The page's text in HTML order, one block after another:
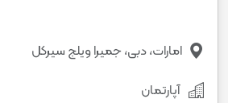
امارات، دبی، جمیرا ویلج سیرکل
آپارتمان